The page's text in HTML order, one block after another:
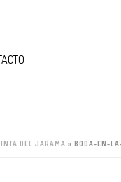
DEL JARAMA » BODA-EN-